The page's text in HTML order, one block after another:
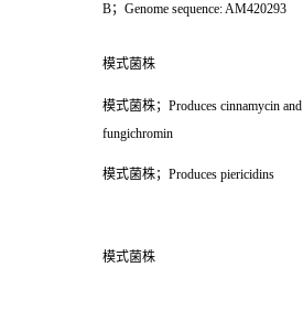
B；Genome sequence: AM420293
模式菌株
模式菌株；Produces cinnamycin and
fungichromin
模式菌株；Produces piericidins
模式菌株